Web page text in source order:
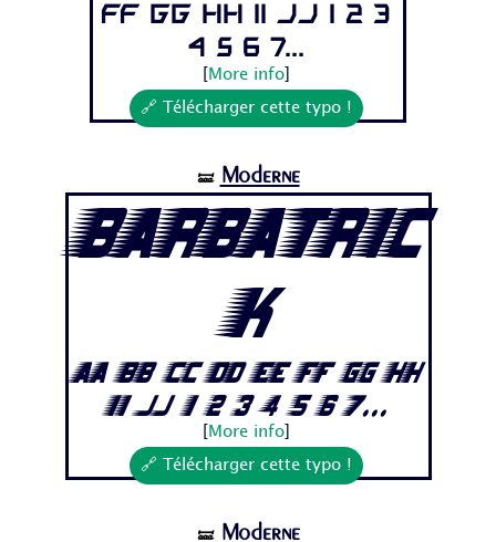
Ff Gg Hh Ii Jj 1 2 3
4 5 6 7...
More info]
🔗 Télécharger cette typo !
🝛 Moderne
Barbatric
k
Aa Bb Cc Dd Ee Ff Gg Hh
Ii Jj 1 2 3 4 5 6 7...
More info]
🔗 Télécharger cette typo !
🝛 Moderne